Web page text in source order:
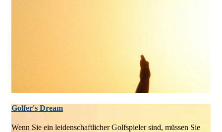
Golfer's Dream
Wenn Sie ein leidenschaftlicher Golfspieler sind, müssen Sie